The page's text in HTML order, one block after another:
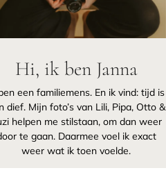
Hi, ik ben Janna
een familiemens. En ik vind: tijd is
dief. Mijn foto’s van Lili, Pipa, Otto &
helpen me stilstaan, om dan weer
te gaan. Daarmee voel ik exact
weer wat ik toen voelde.